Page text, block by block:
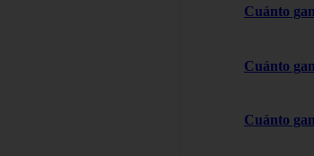
Cuánto
Cuánto
Cuánto